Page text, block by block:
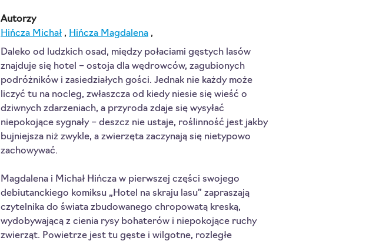
Autorzy
Hińcza Michał , Hińcza Magdalena ,
Daleko od ludzkich osad, między połaciami gęstych lasów
znajduje się hotel – ostoja dla wędrowców, zagubionych
podróżników i zasiedziałych gości. Jednak nie każdy może
liczyć tu na nocleg, zwłaszcza od kiedy niesie się wieść o
dziwnych zdarzeniach, a przyroda zdaje się wysyłać
niepokojące sygnały – deszcz nie ustaje, roślinność jest jakby
bujniejsza niż zwykle, a zwierzęta zaczynają się nietypowo
zachowywać.
Magdalena i Michał Hińcza w pierwszej części swojego
debiutanckiego komiksu „Hotel na skraju lasu” zapraszają
czytelnika do świata zbudowanego chropowatą kreską,
wydobywającą z cienia rysy bohaterów i niepokojące ruchy
zwierząt. Powietrze jest tu gęste i wilgotne, rozległe